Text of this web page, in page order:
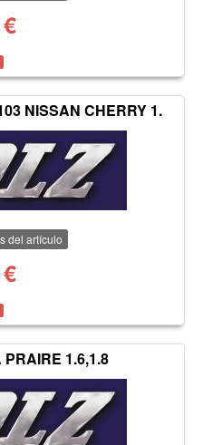
€
NISSAN CHERRY 1.
del artículo
€
1.6,1.8